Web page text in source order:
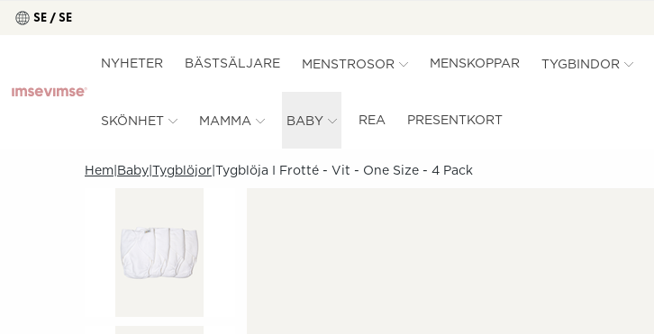
SE / SE
NYHETER BÄSTSÄLJARE MENSTROSOR MENSKOPPAR TYGBINDOR
SKÖNHET MAMMA BABY REA PRESENTKORT
Hem Baby Tygblöjor Tygblöja I Frotté - Vit - One Size - 4 Pack